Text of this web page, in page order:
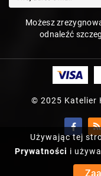
Używając tej
Prywatności i
Możesz
odnaleźć
© 2025 Katelier